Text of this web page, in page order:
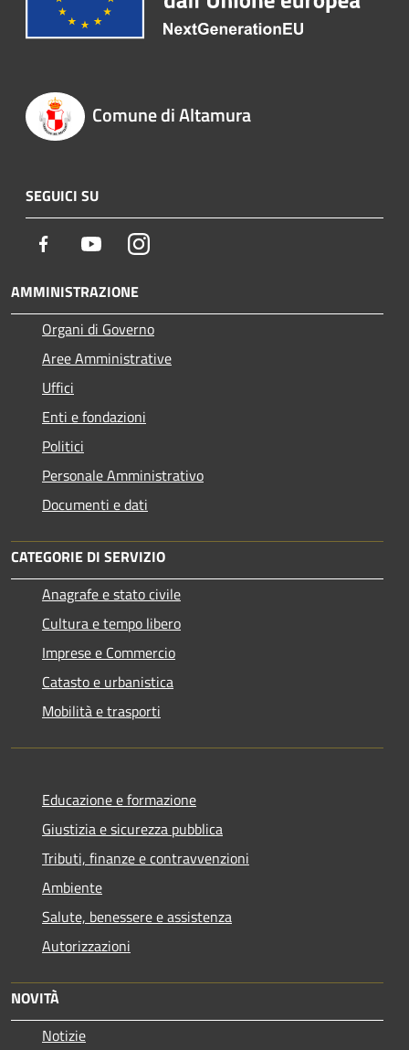
Comune di Altamura
SEGUICI SU
Facebook YoutubeInstagram
AMMINISTRAZIONE
Organi di Governo
Aree Amministrative
Uffici
Enti e fondazioni
Politici
Personale Amministrativo
Documenti e dati
CATEGORIE DI SERVIZIO
Anagrafe e stato civile
Cultura e tempo libero
Imprese e Commercio
Catasto e urbanistica
Mobilità e trasporti
Educazione e formazione
Giustizia e sicurezza pubblica
Tributi, finanze e contravvenzioni
Ambiente
Salute, benessere e assistenza
Autorizzazioni
NOVITÀ
Notizie